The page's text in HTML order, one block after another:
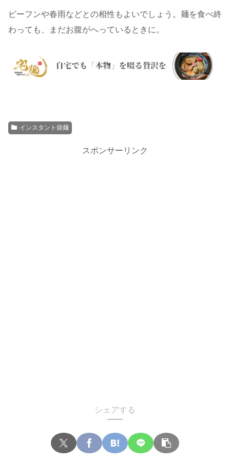
ビーフンや春雨などとの相性もよいでしょう。麺を食べ終
わっても、まだお腹がへっているときに。
インスタント袋麺
スポンサーリンク
シェアする